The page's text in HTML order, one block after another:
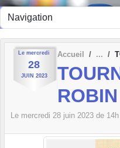
Le mercredi
28
JUIN 2023
Accueil
Le mercredi 28 juin 2023 de